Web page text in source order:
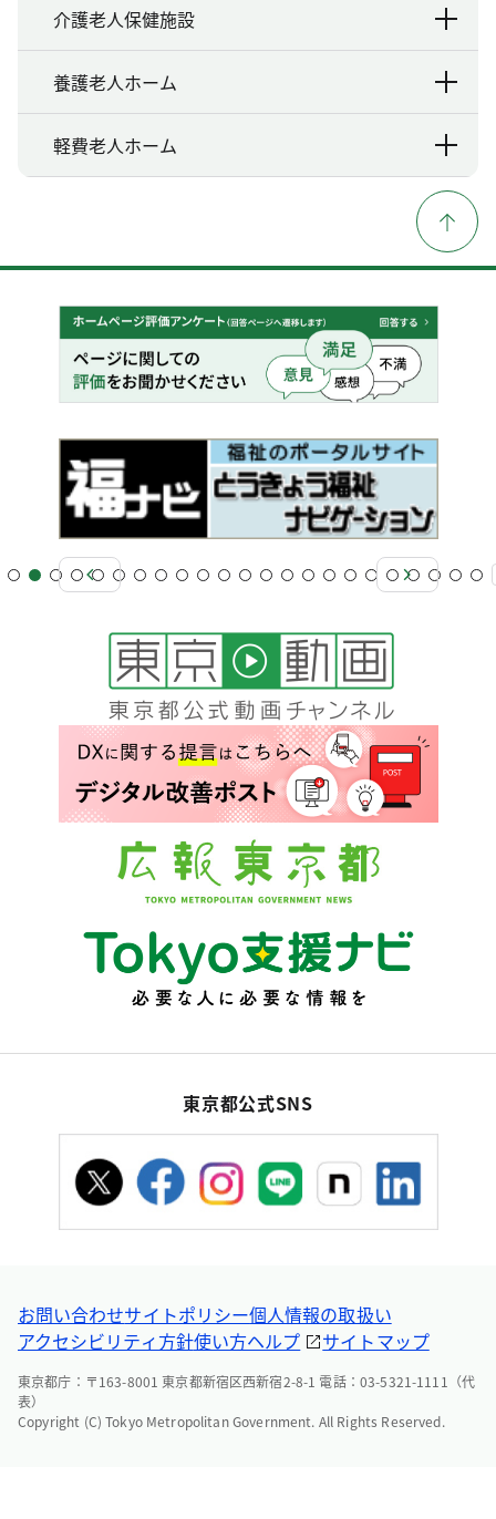
介護老人保健施設
養護老人ホーム
軽費老人ホーム
東京都公式SNS
お問い合わせサイトポリシー個人情報の取扱い
アクセシビリティ方針使い方ヘルプ サイトマップ
東京都庁：〒163-8001 東京都新宿区西新宿2-8-1 電話：03-5321-1111（代
表）
Copyright (C) Tokyo Metropolitan Government. All Rights Reserved.